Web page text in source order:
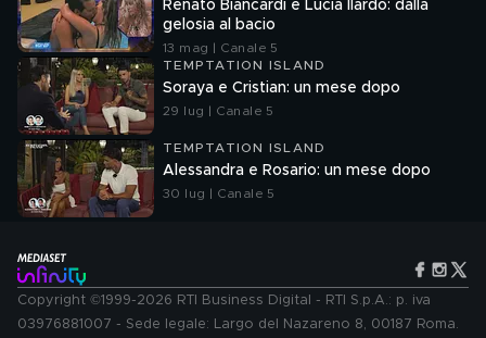
Renato Biancardi e Lucia Ilardo: dalla
gelosia al bacio
13 mag | Canale 5
TEMPTATION ISLAND
Soraya e Cristian: un mese dopo
29 lug | Canale 5
TEMPTATION ISLAND
Alessandra e Rosario: un mese dopo
30 lug | Canale 5
Copyright ©1999-2026 RTI Business Digital - RTI S.p.A.: p. iva
03976881007 - Sede legale: Largo del Nazareno 8, 00187 Roma.